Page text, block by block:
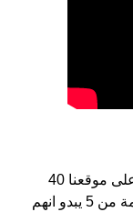
Kaj هو اسم للبنين أصل الأسم هو دانماركي على موقعنا 40
الأشخاص بأسم Kaj (قدر اسمائهم ب 4.5 نجمة من 5 يبدو انهم